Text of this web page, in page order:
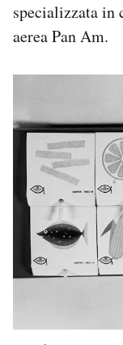
specializzata in
aerea Pan Am.